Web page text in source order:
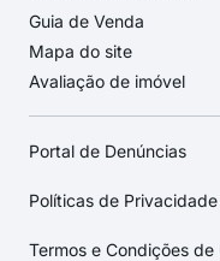
Guia de Venda
Mapa do site
Avaliação de imóvel
Portal de Denúncias
Políticas de Privacidade
Termos e Condições de